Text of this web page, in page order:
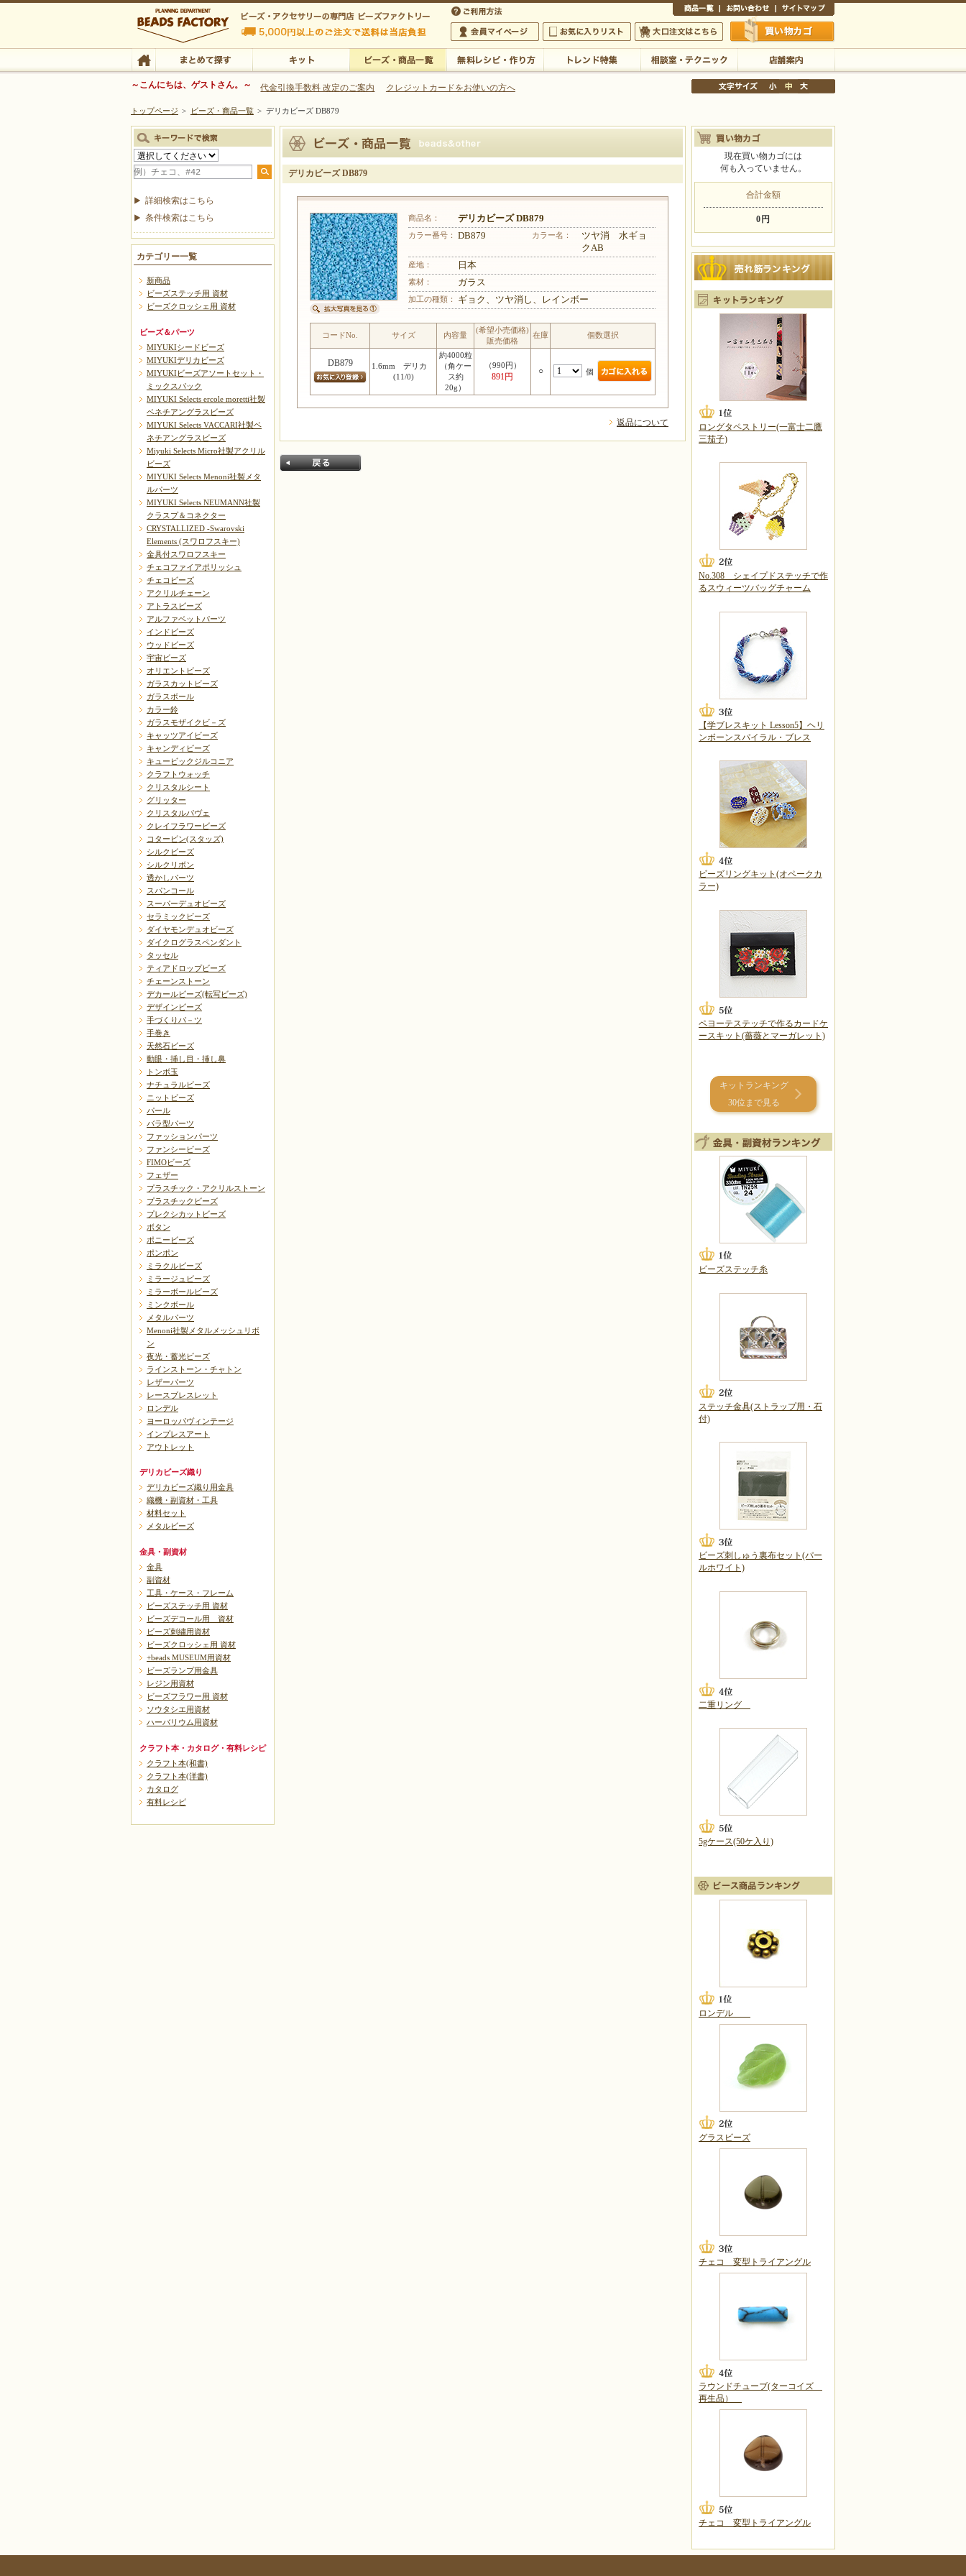
ビーズファクトリー ビーズ・パーツ・金具など・アクセサリーの専門店
ビーズ・アクセサリーの専門店 ビーズファクトリー 5,000円以上のご注文で送料は当店が負担いたします
ビーズ・アクセサリーの専門店 ビーズファクトリー 5,000円以上のご注文で送料は当店が負担いたします
会員マイページ
お気に入りリスト 大口注文はこちら 買い物かご
TOP まとめて探す 店舗案内
～こんにちは、ゲストさん。～ 代金引換手数料 改定のご案内 クレジットカードをお使いの方へ
トップページ > ビーズ・商品一覧 > デリカビーズ DB879
デリカビーズ DB879
商品名： デリカビーズ DB879
カラー番号： DB879 カラー名：
ツヤ消 水ギョ
クAB
産地： 日本
素材： ガラス
加工の種類： ギョク、ツヤ消し、レインボー
コードNo. サイズ 内容量
(希望小売価格)
販売価格
在庫 個数選択
DB879
1.6mm デリカ
(11/0)
約4000粒
（角ケー
ス約
20g）
（990円）
891円
○ 個
返品について
詳細検索はこちら
条件検索はこちら
カテゴリー一覧
新商品
ビーズステッチ用 資材
ビーズクロッシェ用 資材
ビーズ＆パーツ
MIYUKIシードビーズ
MIYUKIデリカビーズ
MIYUKIビーズアソートセット・
ミックスパック
MIYUKI Selects ercole moretti社製
ベネチアングラスビーズ
MIYUKI Selects VACCARI社製ベ
ネチアングラスビーズ
Miyuki Selects Micro社製アクリル
ビーズ
MIYUKI Selects Menoni社製メタ
ルパーツ
MIYUKI Selects NEUMANN社製
クラスプ＆コネクター
CRYSTALLIZED -Swarovski
Elements (スワロフスキー)
金具付スワロフスキー
チェコファイアポリッシュ
チェコビーズ
アクリルチェーン
アトラスビーズ
アルファベットパーツ
インドビーズ
ウッドビーズ
宇宙ビーズ
オリエントビーズ
ガラスカットビーズ
ガラスボール
カラー鈴
ガラスモザイクビ－ズ
キャッツアイビーズ
キャンディビーズ
キュービックジルコニア
クラフトウォッチ
クリスタルシート
グリッター
クリスタルパヴェ
クレイフラワービーズ
コターピン(スタッズ)
シルクビーズ
シルクリボン
透かしパーツ
スパンコール
スーパーデュオビーズ
セラミックビーズ
ダイヤモンデュオビーズ
ダイクログラスペンダント
タッセル
ティアドロップビーズ
チェーンストーン
デカールビーズ(転写ビーズ)
デザインビーズ
手づくりパ－ツ
手巻き
天然石ビーズ
動眼・挿し目・挿し鼻
トンボ玉
ナチュラルビーズ
ニットビーズ
パール
バラ型パーツ
ファッションパーツ
ファンシービーズ
FIMOビーズ
フェザー
プラスチック・アクリルストーン
プラスチックビーズ
プレクシカットビーズ
ボタン
ポニービーズ
ポンポン
ミラクルビーズ
ミラージュビーズ
ミラーボールビーズ
ミンクボール
メタルパーツ
Menoni社製メタルメッシュリボ
ン
夜光・蓄光ビーズ
ラインストーン・チャトン
レザーパーツ
レースブレスレット
ロンデル
ヨーロッパヴィンテージ
インプレスアート
アウトレット
デリカビーズ織り
デリカビーズ織り用金具
織機・副資材・工具
材料セット
メタルビーズ
金具・副資材
金具
副資材
工具・ケース・フレーム
ビーズステッチ用 資材
ビーズデコール用 資材
ビーズ刺繍用資材
ビーズクロッシェ用 資材
+beads MUSEUM用資材
ビーズランプ用金具
レジン用資材
ビーズフラワー用 資材
ソウタシエ用資材
ハーバリウム用資材
クラフト本・カタログ・有料レシピ
クラフト本(和書)
クラフト本(洋書)
カタログ
有料レシピ
現在買い物カゴには
何も入っていません。
合計金額
0円
ロングタペストリー(一富士二鷹
三茄子)
No.308 シェイプドステッチで作
るスウィーツバッグチャーム
【学ブレスキット Lesson5】ヘリ
ンボーンスパイラル・ブレス
ビーズリングキット(オペークカ
ラー)
ペヨーテステッチで作るカードケ
ースキット(薔薇とマーガレット)
キットランキング
30位まで見る
ビーズステッチ糸
ステッチ金具(ストラップ用・石
付)
ビーズ刺しゅう裏布セット(パー
ルホワイト)
二重リング
5gケース(50ケ入り)
ロンデル
グラスビーズ
チェコ 変型トライアングル
ラウンドチューブ(ターコイズ
再生品）
チェコ 変型トライアングル